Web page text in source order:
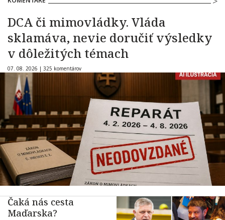
DCA či mimovládky. Vláda
sklamáva, nevie doručiť výsledky
v dôležitých témach
07. 08. 2026 | 325 komentárov
Čaká nás cesta
Maďarska?